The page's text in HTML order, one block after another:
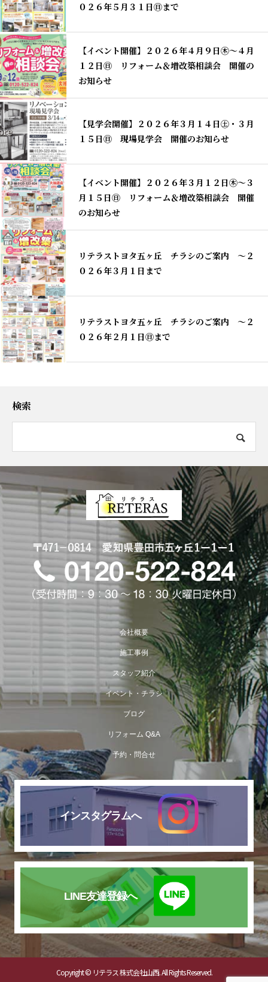
０２６年５月３１日㊐まで
【イベント開催】２０２６年４月９日㊍～４月
１２日㊐ リフォーム＆増改築相談会 開催の
お知らせ
【見学会開催】２０２６年３月１４日㊏・３月
１５日㊐ 現場見学会 開催のお知らせ
【イベント開催】２０２６年３月１２日㊍～３
月１５日㊐ リフォーム＆増改築相談会 開催
のお知らせ
リテラストヨタ五ヶ丘 チラシのご案内 ～２
０２６年３月１日まで
リテラストヨタ五ヶ丘 チラシのご案内 ～２
０２６年２月１日㊐まで
検索
会社概要
施工事例
スタッフ紹介
イベント・チラシ
ブログ
リフォーム Q&A
予約・問合せ
インスタグラムへ
LINE友達登録へ
Copyright © リテラス 株式会社山西. All Rights Reserved.